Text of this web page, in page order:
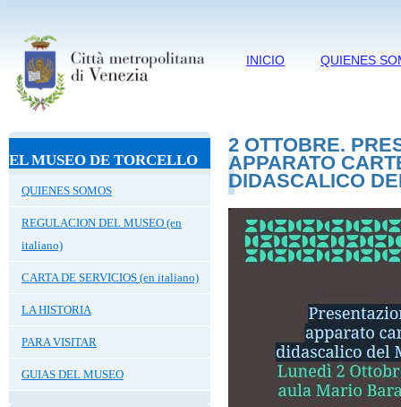
INICIO QUIENES
EL MUSEO DE TORCELLO
QUIENES SOMOS
REGULACION DEL MUSEO (en
italiano)
CARTA DE SERVICIOS (en italiano)
LA HISTORIA
PARA VISITAR
GUIAS DEL MUSEO
2 OTTOBRE.
APPARATO
DIDASCALICO